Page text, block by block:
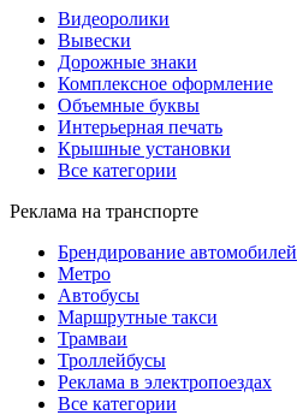
Видеоролики
Вывески
Дорожные знаки
Комплексное оформление
Объемные буквы
Интерьерная печать
Крышные установки
Все категории
Реклама на транспорте
Брендирование автомобилей
Метро
Автобусы
Маршрутные такси
Трамваи
Троллейбусы
Реклама в электропоездах
Все категории